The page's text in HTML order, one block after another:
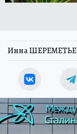
Инна